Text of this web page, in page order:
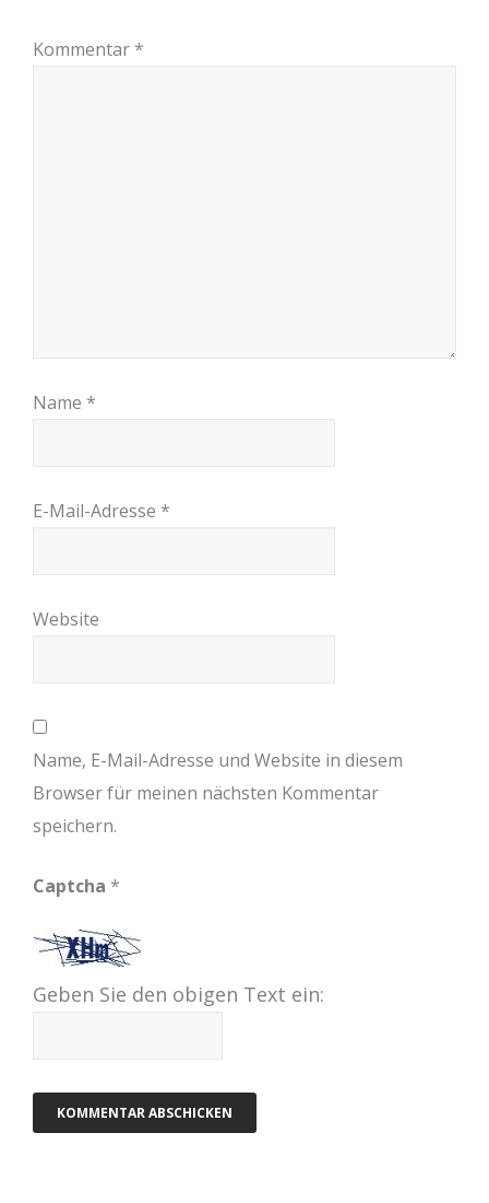
Kommentar *
Name *
E-Mail-Adresse *
Website
Name, E-Mail-Adresse und Website in diesem
Browser für meinen nächsten Kommentar
speichern.
Captcha *
Geben Sie den obigen Text ein: